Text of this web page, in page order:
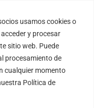
usamos cookies o
y procesar
sitio web. Puede
procesamiento de
cualquier momento
Política de